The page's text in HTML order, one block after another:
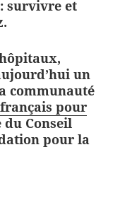
survivre et
un
communauté
pour
du Conseil
pour la